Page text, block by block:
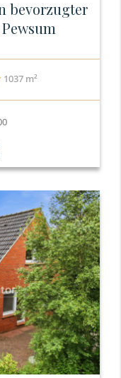
bevorzugter
1037 m²